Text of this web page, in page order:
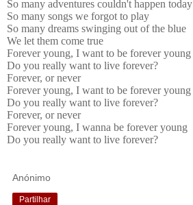
So many adventures couldn't happen today
So many songs we forgot to play
So many dreams swinging out of the blue
We let them come true
Forever young, I want to be forever young
Do you really want to live forever?
Forever, or never
Forever young, I want to be forever young
Do you really want to live forever?
Forever, or never
Forever young, I wanna be forever young
Do you really want to live forever?
Anónimo
Partilhar